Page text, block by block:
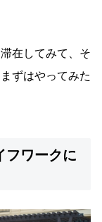
在してみて、そ
ずはやってみた
フワークに